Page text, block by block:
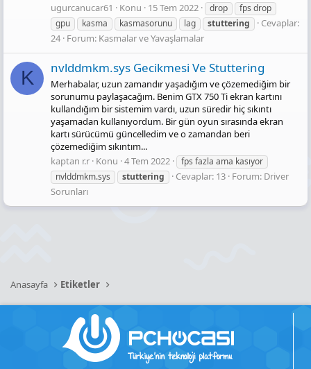
ugurcanucar61
Konu 15 Tem 2022 drop
fps drop
gpu
kasma kasmasorunu lag stuttering
Cevaplar:
24 Forum: Kasmalar ve Yavaşlamalar
K nvlddmkm.sys Gecikmesi Ve Stuttering
Merhabalar, uzun zamandır yaşadığım ve çözemediğim bir
sorunumu paylaşacağım. Benim GTX 750 Ti ekran kartını
kullandığım bir sistemim vardı, uzun süredir hiç sıkıntı
yaşamadan kullanıyordum. Bir gün oyun sırasında ekran
kartı sürücümü güncelledim ve o zamandan beri
çözemediğim sıkıntım...
kaptan r.r Konu 4 Tem 2022
fps fazla ama kasıyor
nvlddmkm.sys
stuttering Cevaplar: 13 Forum: Driver
Sorunları
Anasayfa Etiketler